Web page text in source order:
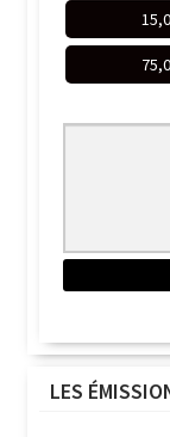
LES